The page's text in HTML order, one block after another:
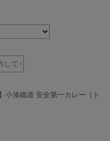
小湊鐵道 安全第一カレー（ト